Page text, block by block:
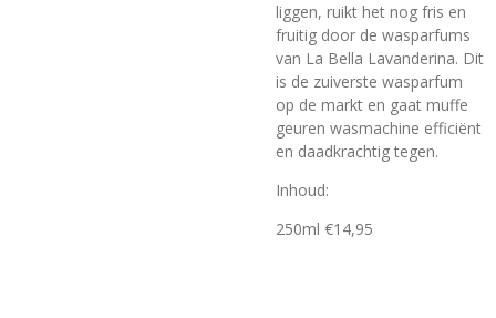
liggen, ruikt het nog fris en
fruitig door de wasparfums
van La Bella Lavanderina. Dit
is de zuiverste wasparfum
op de markt en gaat muffe
geuren wasmachine efficiënt
en daadkrachtig tegen.
Inhoud:
250ml €14,95